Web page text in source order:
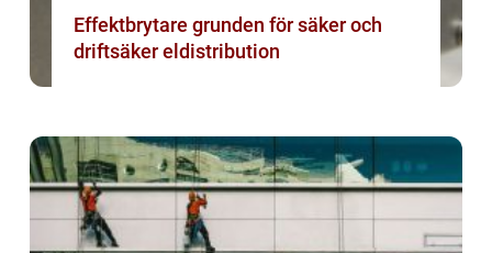
Effektbrytare grunden för säker och
driftsäker eldistribution